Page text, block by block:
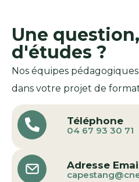
Une
d'études ?
Nos équipes
dans votre projet de
Téléphone
04 67 93 30 71
Adresse